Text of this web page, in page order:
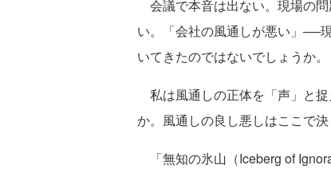
会議で本音は出ない。現場の
い。「会社の風通しが悪い」──
いてきたのではないでしょうか。
私は風通しの正体を「声」と
か。風通しの良し悪しはここで決
「無知の氷山（Iceberg of